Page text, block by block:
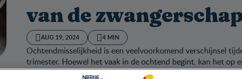
van de
AUG 19, 2024 4 MIN
Ochtendmisselijkheid is een veelvoorkomend verschijnsel
trimester. Hoewel het vaak in de ochtend begint, kan het op
optreden. Voor veel vrouwen is het een uitdagende periode,